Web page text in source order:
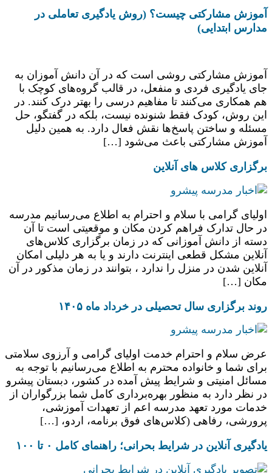
آموزش مشارکتی چیست؟ (روش یادگیری تعاملی در
مدارس ابتدایی)
آموزش مشارکتی روشی است که در آن دانش ‌آموزان به‌
جای یادگیری فردی و منفعل، در قالب گروه‌های کوچک با
هم همکاری می‌کنند تا مفاهیم درسی را بهتر درک کنند. در
این روش، کودک فقط شنونده نیست، بلکه در گفتگو، حل
مسئله و ساختن پاسخ‌ها نقش فعال دارد. به همین دلیل
آموزش مشارکتی باعث می‌شود […]
برگزاری کلاس های آنلاین
اولیای گرامی با سلام و احترام به اطلاع می‌رسانیم مدرسه
در حال تدارک فراهم کردن مکان و موقعیتی است تا آن
دسته از دانش آموزانی که در زمان برگزاری کلاس‌های
آنلاین مشکل قطعی اینترنت دارند و یا به هر دلیلی امکان
آنلاین شدن در منزل را ندارد ، بتوانند در زمان مذکور در آن
مکان […]
روند برگزاری سال تحصیلی در خرداد ماه ۱۴۰۵
عرض سلام و احترام خدمت اولیای گرامی و آرزوی سلامتی
برای شما و خانواده محترم به اطلاع می‌رسانیم با توجه به
مسائل امنیتی و شرایط پیش آمده در کشور، دبستان پیشرو
در نظر دارد به منظور بهره‌برداری کامل شما بزرگواران از
خدمات مورد تعهد مدرسه اعم از تعهدات آموزشی،
پرورشی، رفاهی (کلاس‌های فوق برنامه، اردو، […]
یادگیری آنلاین در شرایط بحرانی؛ راهنمای کامل ۰ تا ۱۰۰